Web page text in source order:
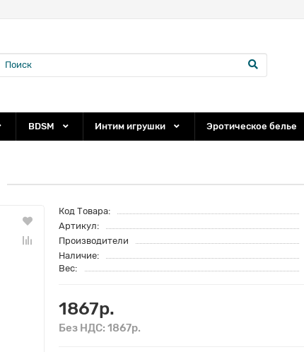
BDSM Интим игрушки Эротическое белье
Код Товара:
Артикул:
Производители
Наличие:
Вес:
1867р.
Без НДС: 1867р.